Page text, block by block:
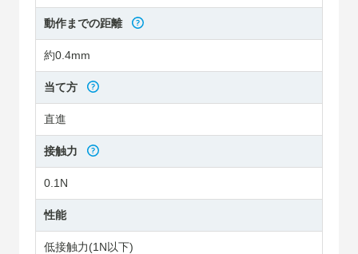
動作までの距離
約0.4mm
当て方
直進
接触力
0.1N
性能
低接触力(1N以下)